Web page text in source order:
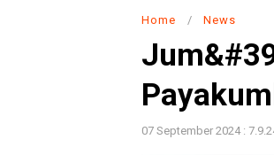
Home / News
07 September 2024 :